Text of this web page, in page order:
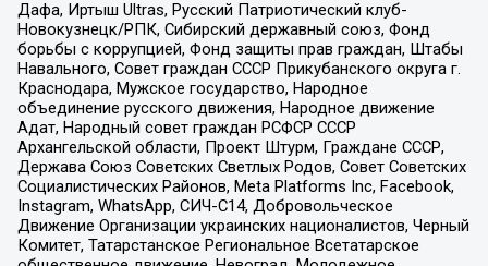
Дафа, Иртыш Ultras, Русский Патриотический клуб-
Новокузнецк/РПК, Сибирский державный союз, Фонд
борьбы с коррупцией, Фонд защиты прав граждан, Штабы
Навального, Совет граждан СССР Прикубанского округа г.
Краснодара, Мужское государство, Народное
объединение русского движения, Народное движение
Адат, Народный совет граждан РСФСР СССР
Архангельской области, Проект Штурм, Граждане СССР,
Держава Союз Советских Светлых Родов, Совет Советских
Социалистических Районов, Meta Platforms Inc, Facebook,
Instagram, WhatsApp, СИЧ-С14, Добровольческое
Движение Организации украинских националистов, Черный
Комитет, Татарстанское Региональное Всетатарское